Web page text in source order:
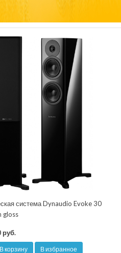
система Dynaudio Evoke 30
gloss
руб.
В корзину В избранное